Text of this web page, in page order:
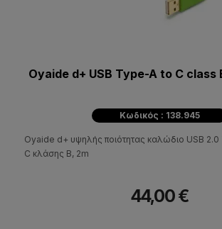
Oyaide d+ USB Type-A to C class
Κωδικός : 138.945
Oyaide d+ υψηλής ποιότητας καλώδιο USB
C κλάσης B, 2m
44,00 €